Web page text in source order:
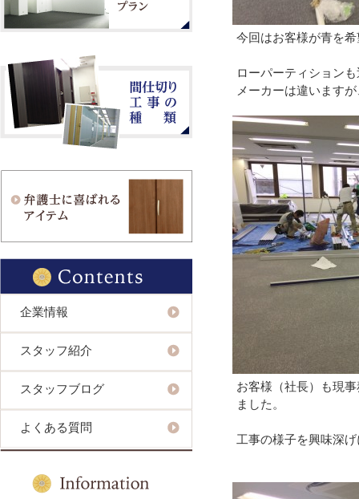
今回はお客様が青を
ローパーティション
メーカーは違います
お客様（社長）も現
ました。
工事の様子を興味深
企業情報
スタッフ紹介
スタッフブログ
よくある質問